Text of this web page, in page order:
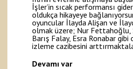
İşler’in sıcak performansı
oldukça hikayeye
oyuncular İlayda Alişan ve
olmak üzere; Nur Fettahoğlu,
Barış Falay, Esra Ronabar gibi
izleme cazibesini
Devamı var